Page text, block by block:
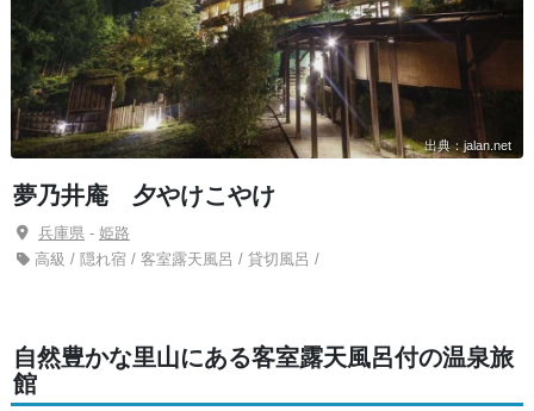
出典：jalan.net
夢乃井庵 夕やけこやけ
兵庫県- 姫路
高級 / 隠れ宿 / 客室露天風呂 / 貸切風呂 /
自然豊かな里山にある客室露天風呂付の温泉旅
館